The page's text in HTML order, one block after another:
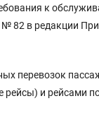
к
№ 82 в редакции
перевозок
и рейсами